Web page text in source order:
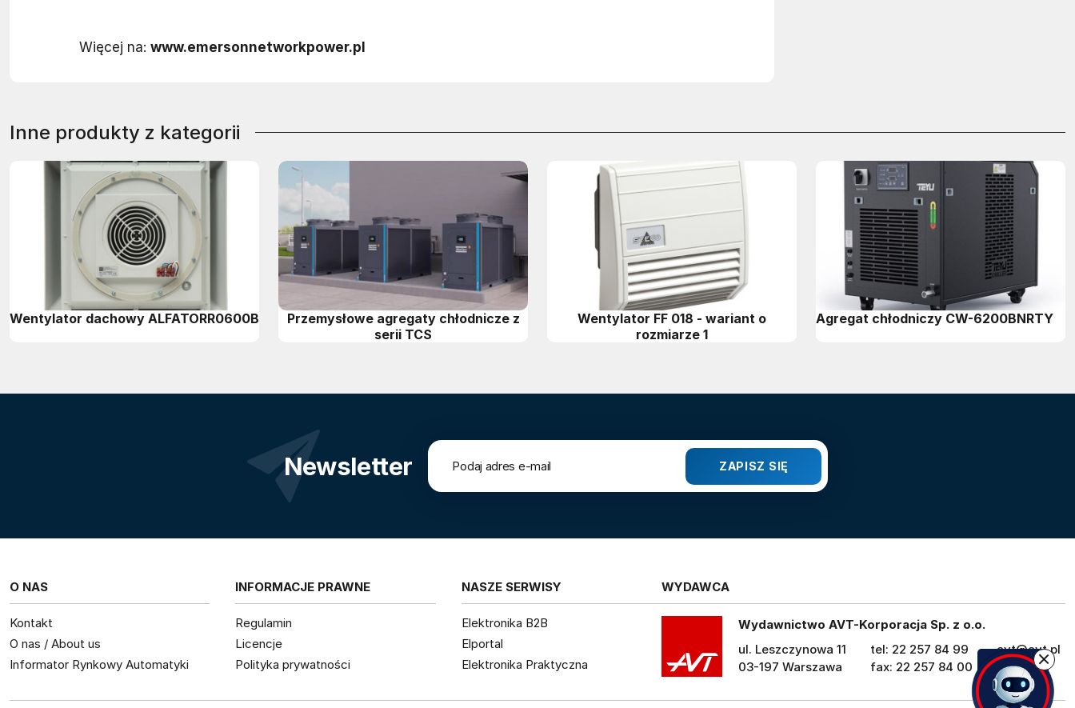
Więcej na: www.emersonnetworkpower.pl
Inne produkty z kategorii
Wentylator dachowy ALFATORR0600B
Przemysłowe agregaty chłodnicze z
serii TCS
Wentylator FF 018 - wariant o
rozmiarze 1
Agregat chłodniczy CW-6200BNRTY
Newsletter
O NAS
Kontakt
O nas / About us
Informator Rynkowy Automatyki
INFORMACJE PRAWNE
Regulamin
Licencje
Polityka prywatności
NASZE SERWISY
Elektronika B2B
Elportal
Elektronika Praktyczna
WYDAWCA
Wydawnictwo AVT-Korporacja Sp. z o.o.
ul. Leszczynowa 11
03-197 Warszawa
tel: 22 257 84 99
fax: 22 257 84 00
avt@avt.pl
avt.pl